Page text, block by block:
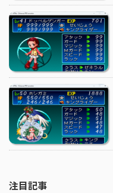
注目記事